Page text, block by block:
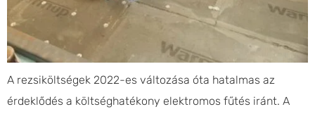
A rezsiköltségek 2022-es változása óta hatalmas az
érdeklődés a költséghatékony elektromos fűtés iránt. A